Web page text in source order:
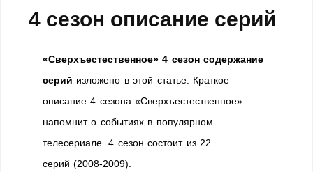
4 сезон описание серий
«Сверхъестественное» 4 сезон содержание
серий изложено в этой статье. Краткое
описание 4 сезона «Сверхъестественное»
напомнит о событиях в популярном
телесериале. 4 сезон состоит из 22
серий (2008-2009).